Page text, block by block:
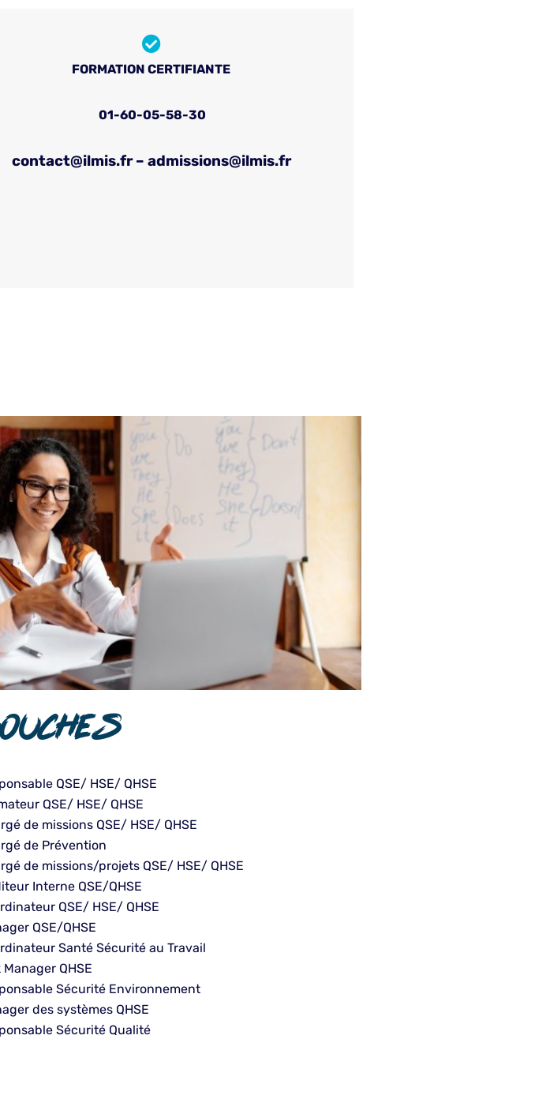
FORMATION CERTIFIANTE
01-60-05-58-30
contact@ilmis.fr – admissions@ilmis.fr
QSE/ HSE/ QHSE
QSE/ HSE/ QHSE
de missions QSE/ HSE/ QHSE
de Prévention
de missions/projets QSE/ HSE/ QHSE
Interne QSE/QHSE
QSE/ HSE/ QHSE
QSE/QHSE
Santé Sécurité au Travail
Manager QHSE
Sécurité Environnement
des systèmes QHSE
Sécurité Qualité